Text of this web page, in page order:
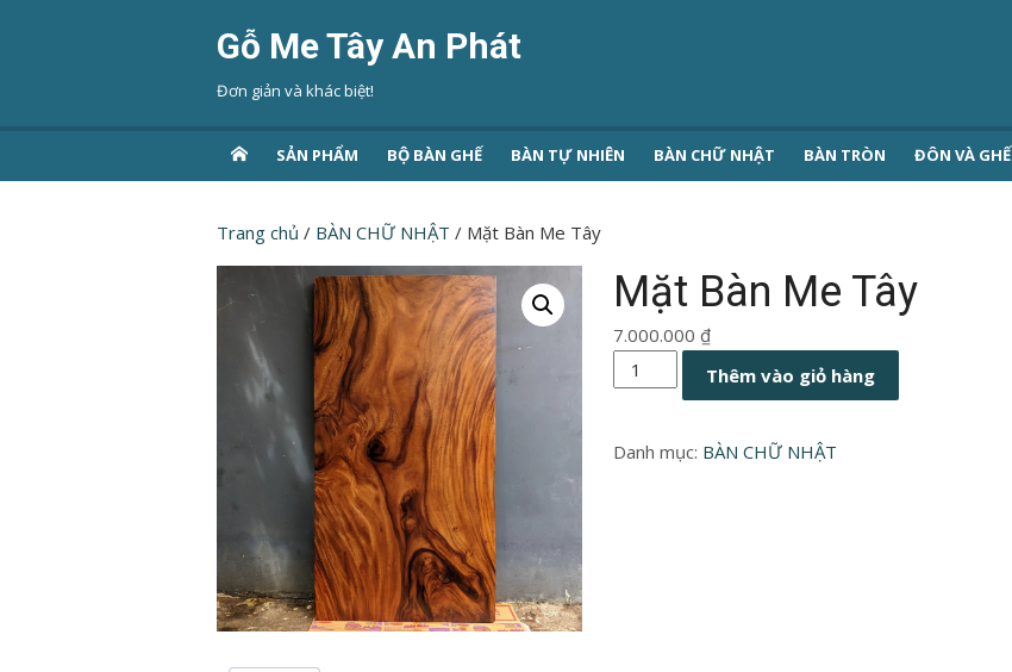
Gỗ Me Tây An Phát
Đơn giản và khác biệt!
SẢN PHẨM BỘ BÀN GHẾ BÀN TỰ NHIÊN BÀN CHỮ NHẬT BÀN TRÒN ĐÔN VÀ GHẾ
Trang chủ / BÀN CHỮ NHẬT / Mặt Bàn Me Tây
Mặt Bàn Me Tây
7.000.000 ₫
Mặt
Bàn
Tây
Thêm vào giỏ hàng
Danh mục: BÀN CHỮ NHẬT